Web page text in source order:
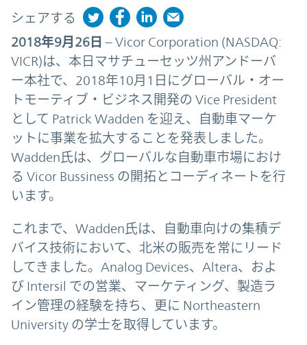
シェアする
2018年9月26日 – Vicor Corporation (NASDAQ:
VICR)は、本日マサチューセッツ州アンドーバ
ー本社で、2018年10月1日にグローバル・オー
トモーティブ・ビジネス開発の Vice President
として Patrick Wadden を迎え、自動車マーケ
ットに事業を拡大することを発表しました。
Wadden氏は、グローバルな自動車市場におけ
る Vicor Bussiness の開拓とコーディネートを行
います。
これまで、Wadden氏は、自動車向けの集積デ
バイス技術において、北米の販売を常にリード
してきました。Analog Devices、Altera、およ
び Intersil での営業、マーケティング、製造ラ
イン管理の経験を持ち、更に Northeastern
University の学士を取得しています。